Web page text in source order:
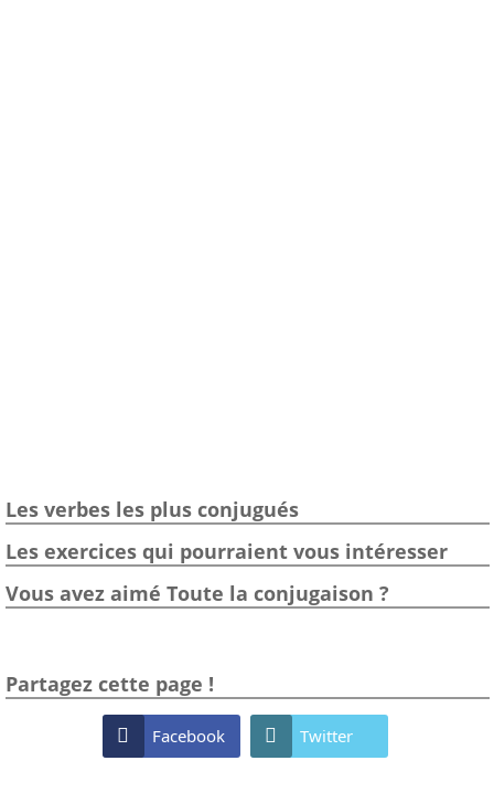
Les verbes les plus conjugués
Les exercices qui pourraient vous intéresser
Vous avez aimé Toute la conjugaison ?
Partagez cette page !
 Facebook  Twitter